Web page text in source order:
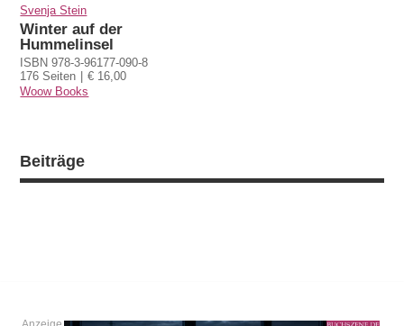
Svenja Stein
Winter auf der
Hummelinsel
ISBN 978-3-96177-090-8
176 Seiten
€ 16,00
Woow Books
Beiträge